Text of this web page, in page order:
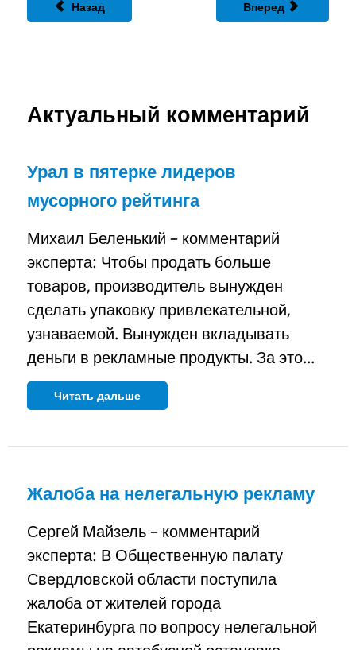
Назад Вперед
Актуальный комментарий
Урал в пятерке лидеров
мусорного рейтинга
Михаил Беленький – комментарий
эксперта: Чтобы продать больше
товаров, производитель вынужден
сделать упаковку привлекательной,
узнаваемой. Вынужден вкладывать
деньги в рекламные продукты. За это...
Читать дальше
Жалоба на нелегальную рекламу
Сергей Майзель – комментарий
эксперта: В Общественную палату
Свердловской области поступила
жалоба от жителей города
Екатеринбурга по вопросу нелегальной